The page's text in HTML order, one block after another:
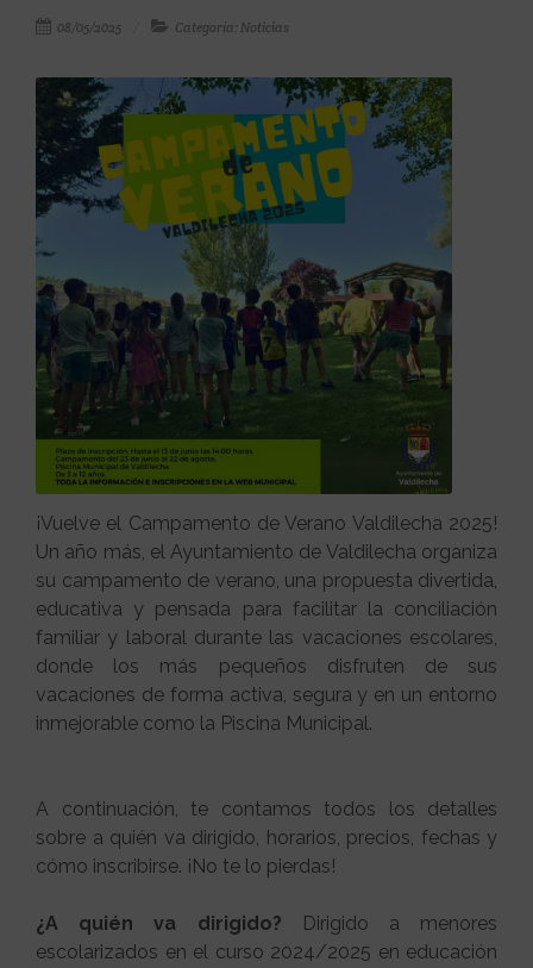
08/05/2025 Categoría: Noticias
¡Vuelve el Campamento de Verano Valdilecha 2025!
Un año más, el Ayuntamiento de Valdilecha organiza
su campamento de verano, una propuesta divertida,
educativa y pensada para facilitar la conciliación
familiar y laboral durante las vacaciones escolares,
donde los más pequeños disfruten de sus
vacaciones de forma activa, segura y en un entorno
inmejorable como la Piscina Municipal.
A continuación, te contamos todos los detalles
sobre a quién va dirigido, horarios, precios, fechas y
cómo inscribirse. ¡No te lo pierdas!
¿A quién va dirigido?
Dirigido a menores
escolarizados en el curso 2024/2025 en educación